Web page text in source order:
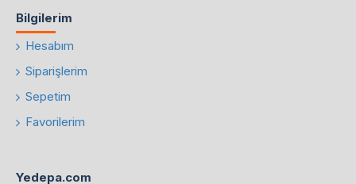
Bilgilerim
Hesabım
Siparişlerim
Sepetim
Favorilerim
Yedepa.com